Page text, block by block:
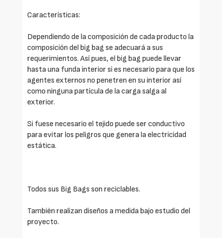
Características:
Dependiendo de la composición de cada producto la
composición del big bag se adecuará a sus
requerimientos. Así pues, el big bag puede llevar
hasta una funda interior si es necesario para que los
agentes externos no penetren en su interior así
como ninguna partícula de la carga salga al
exterior.
Si fuese necesario el tejido puede ser conductivo
para evitar los peligros que genera la electricidad
estática.
Todos sus Big Bags son reciclables.
También realizan diseños a medida bajo estudio del
proyecto.